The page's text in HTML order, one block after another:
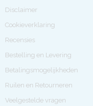
Disclaimer
Cookieverklaring
Recensies
Bestelling en Levering
Betalingsmogelijkheden
Ruilen en Retourneren
Veelgestelde vragen